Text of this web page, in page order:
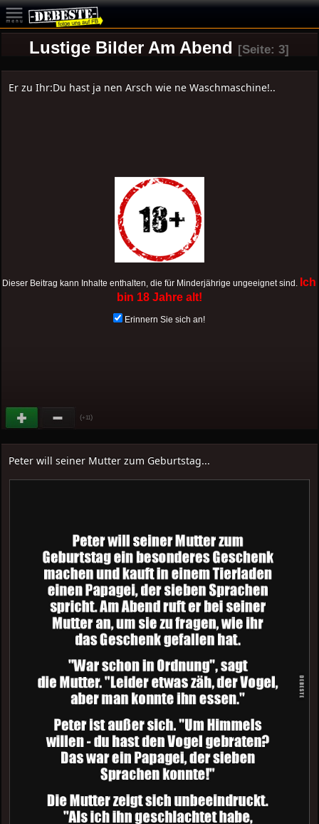
Lustige Bilder Am Abend [Seite: 3]
Er zu Ihr:Du hast ja nen Arsch wie ne Waschmaschine!..
Dieser Beitrag kann Inhalte enthalten, die für Minderjährige ungeeignet sind.
Ich
bin 18 Jahre alt!
Erinnern Sie sich an!
(+11)
Peter will seiner Mutter zum Geburtstag...